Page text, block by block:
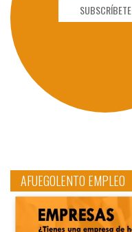
SUBSCRÍBETE
AFUEGOLENTO EMPLEO